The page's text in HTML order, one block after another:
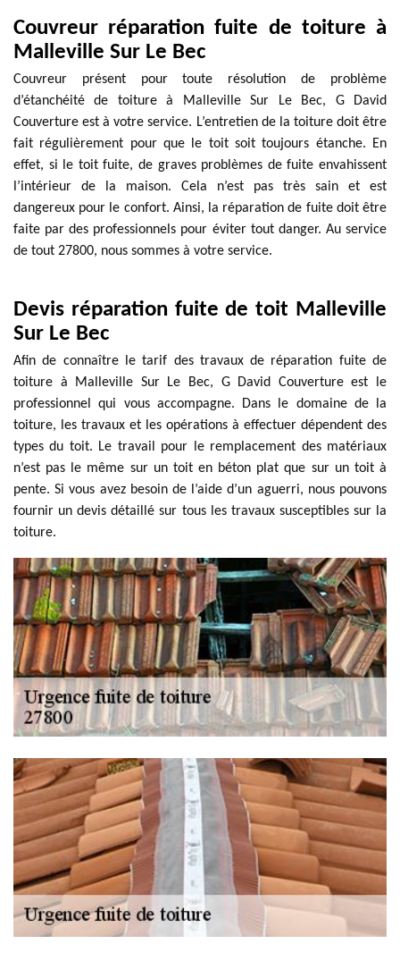
Couvreur réparation fuite de toiture à
Malleville Sur Le Bec
Couvreur présent pour toute résolution de problème
d’étanchéité de toiture à Malleville Sur Le Bec, G David
Couverture est à votre service. L’entretien de la toiture doit être
fait régulièrement pour que le toit soit toujours étanche. En
effet, si le toit fuite, de graves problèmes de fuite envahissent
l’intérieur de la maison. Cela n’est pas très sain et est
dangereux pour le confort. Ainsi, la réparation de fuite doit être
faite par des professionnels pour éviter tout danger. Au service
de tout 27800, nous sommes à votre service.
Devis réparation fuite de toit Malleville
Sur Le Bec
Afin de connaître le tarif des travaux de réparation fuite de
toiture à Malleville Sur Le Bec, G David Couverture est le
professionnel qui vous accompagne. Dans le domaine de la
toiture, les travaux et les opérations à effectuer dépendent des
types du toit. Le travail pour le remplacement des matériaux
n’est pas le même sur un toit en béton plat que sur un toit à
pente. Si vous avez besoin de l’aide d’un aguerri, nous pouvons
fournir un devis détaillé sur tous les travaux susceptibles sur la
toiture.